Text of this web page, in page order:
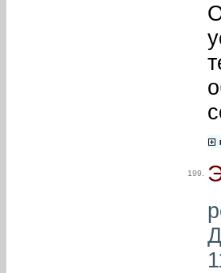
199.